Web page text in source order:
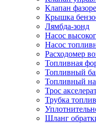
Клапан
Крышка
Лямбда-зонд
Насос
Насос
Расходомер
Топливная
Топливный
Топливный
Трос
Трубка
Шланг